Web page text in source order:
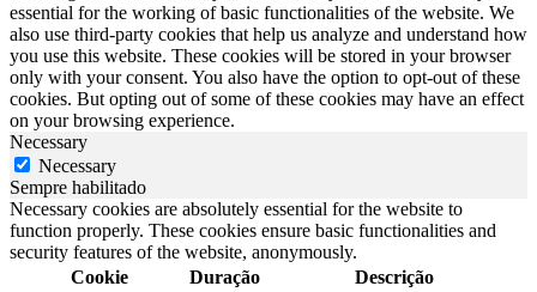
essential for the working of basic functionalities of the website. We
also use third-party cookies that help us analyze and understand how
you use this website. These cookies will be stored in your browser
only with your consent. You also have the option to opt-out of these
cookies. But opting out of some of these cookies may have an effect
on your browsing experience.
Necessary
Necessary
Sempre habilitado
Necessary cookies are absolutely essential for the website to
function properly. These cookies ensure basic functionalities and
security features of the website, anonymously.
Cookie
Duração Descrição